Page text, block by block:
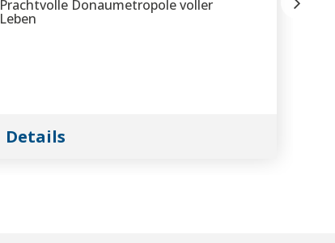
Prachtvolle Donaumetropole voller
Leben
Details